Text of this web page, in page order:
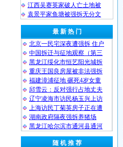
江西吴赛英家破人亡土地被
袁景平家鱼塘被强拆无分文
最 新 热 门
北京一民宅深夜遭强拆 住户
中国拆迁与征地观察（第三
黑龙江绥化市恒艺阳光城拆
重庆王国良房屋被非法强拆
福建漳浦征地 碾死4岁女童
邱雪云：反对强行占地丈夫
辽宁凌海市访民杨玉兴上访
上海访民丁菊英房子正在遭
湖南政府隔夜强拆养猪场
黑龙江哈尔滨市通河县通河
随 机 推 荐